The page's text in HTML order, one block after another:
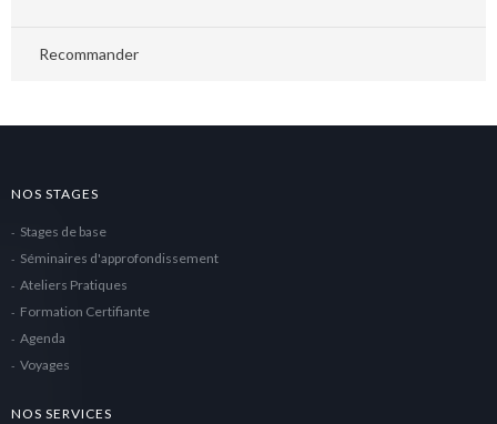
Recommander
NOS STAGES
Stages de base
Séminaires d'approfondissement
Ateliers Pratiques
Formation Certifiante
Agenda
Voyages
NOS SERVICES